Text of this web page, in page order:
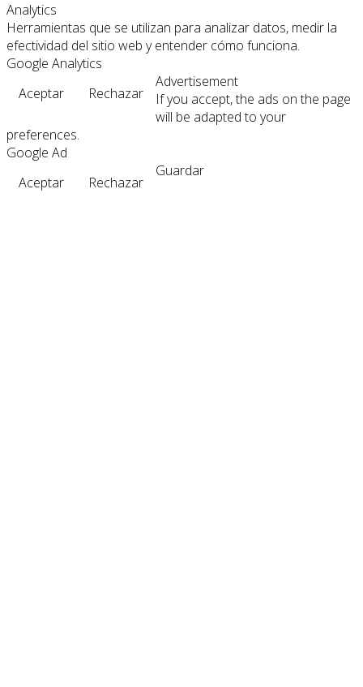
Analytics
Herramientas que se utilizan para analizar datos, medir la
efectividad del sitio web y entender cómo funciona.
Google Analytics
Aceptar
Rechazar
Advertisement
If you accept, the ads on the page
will be adapted to your
preferences.
Google Ad
Aceptar
Rechazar
Guardar